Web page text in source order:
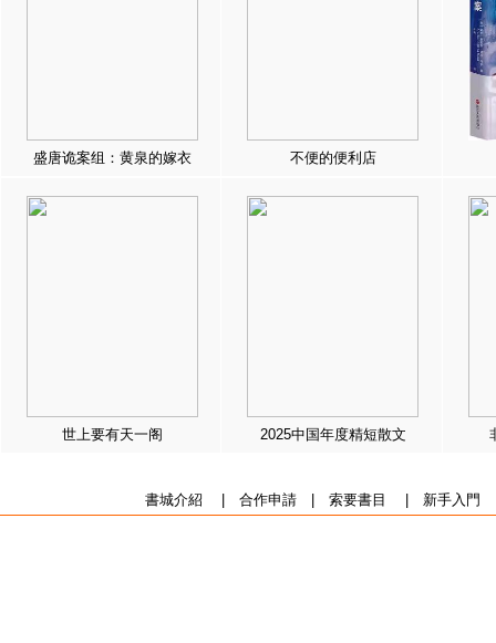
盛唐诡案组：黄泉的嫁衣 不便的便利店
世上要有天一阁 2025中国年度精短散文
書城介紹 合作申請| 索要書目 新手入門